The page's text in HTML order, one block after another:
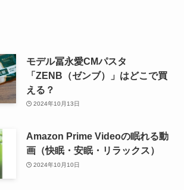
モデル冨永愛CMパスタ
「ZENB（ゼンブ）」はどこで買
える？
2024年10月13日
Amazon Prime Videoの眠れる動
画（快眠・安眠・リラックス）
2024年10月10日